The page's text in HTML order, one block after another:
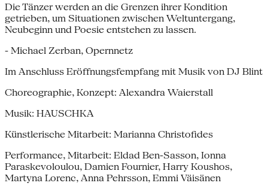
Die Tänzer werden an die Grenzen ihrer Kondition
getrieben, um Situationen zwischen Weltuntergang,
Neubeginn und Poesie entstehen zu lassen.
- Michael Zerban, Opernnetz
Im Anschluss Eröffnungsfempfang mit Musik von DJ Blint
Choreographie, Konzept: Alexandra Waierstall
Musik: HAUSCHKA
Künstlerische Mitarbeit: Marianna Christofides
Performance, Mitarbeit: Eldad Ben-Sasson, Ionna
Paraskevoloulou, Damien Fournier, Harry Koushos,
Martyna Lorenc, Anna Pehrsson, Emmi Väisänen